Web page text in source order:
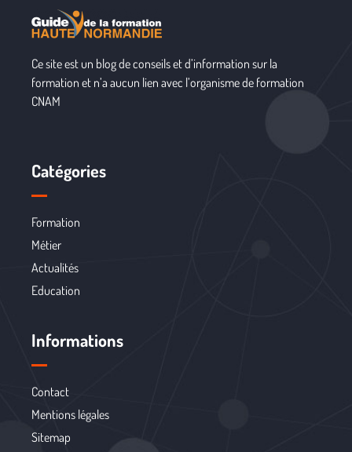
Ce site est un blog de conseils et d’information sur la
formation et n’a aucun lien avec l’organisme de formation
CNAM
Catégories
Formation
Métier
Actualités
Education
Informations
Contact
Mentions légales
Sitemap